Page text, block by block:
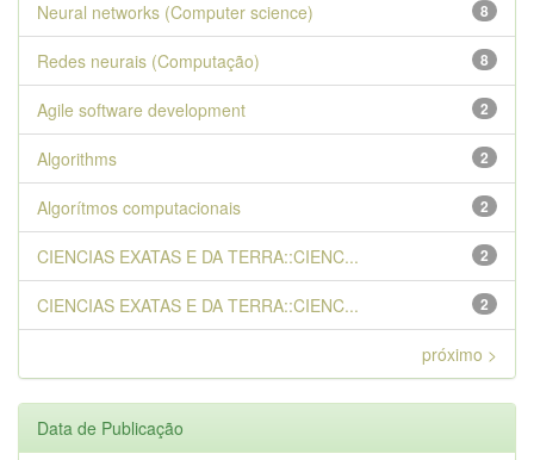
8
Neural networks (Computer science)
8
Redes neurais (Computação)
2
Agile software development
2
Algorithms
2
Algorítmos computacionais
2
CIENCIAS EXATAS E DA TERRA::CIENC...
2
CIENCIAS EXATAS E DA TERRA::CIENC...
próximo >
Data de Publicação